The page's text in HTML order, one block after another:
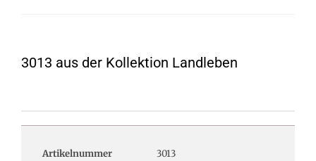
3013 aus der Kollektion Landleben
Artikelnummer 3013